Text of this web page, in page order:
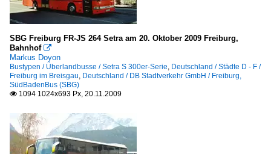
SBG Freiburg FR-JS 264 Setra am 20. Oktober 2009 Freiburg,
Bahnhof 
Markus Doyon
Bustypen / Überlandbusse / Setra S 300er-Serie, Deutschland / Städte D - F /
Freiburg im Breisgau, Deutschland / DB Stadtverkehr GmbH / Freiburg,
SüdBadenBus (SBG)
 1094 1024x693 Px, 20.11.2009